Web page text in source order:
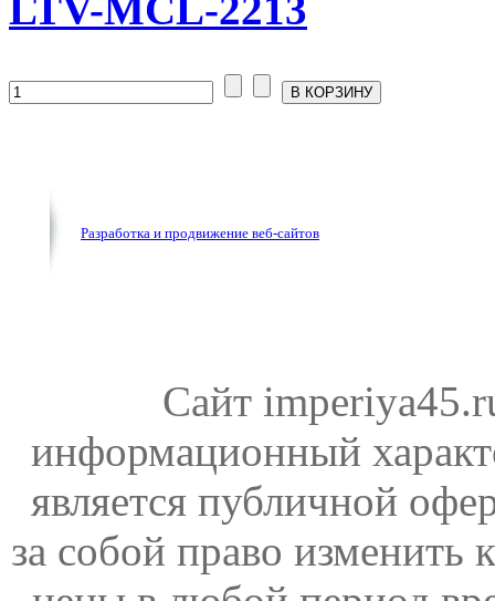
LTV-MCL-2213
Разработка и продвижение веб-сайтов
Сайт
информационный
является публичной
за собой право изменить